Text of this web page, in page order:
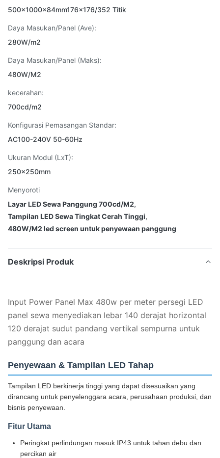
500x1000x84mm176x176/352 Titik
Daya Masukan/Panel (Ave):
280W/m2
Daya Masukan/Panel (Maks):
480W/M2
kecerahan:
700cd/m2
Konfigurasi Pemasangan Standar:
AC100-240V 50-60Hz
Ukuran Modul (LxT):
250x250mm
Menyoroti
Layar LED Sewa Panggung 700cd/M2,
Tampilan LED Sewa Tingkat Cerah Tinggi,
480W/M2 led screen untuk penyewaan panggung
Deskripsi Produk
Input Power Panel Max 480w per meter persegi LED
panel sewa menyediakan lebar 140 derajat horizontal
120 derajat sudut pandang vertikal sempurna untuk
panggung dan acara
Penyewaan & Tampilan LED Tahap
Tampilan LED berkinerja tinggi yang dapat disesuaikan yang
dirancang untuk penyelenggara acara, perusahaan produksi, dan
bisnis penyewaan.
Fitur Utama
Peringkat perlindungan masuk IP43 untuk tahan debu dan
percikan air